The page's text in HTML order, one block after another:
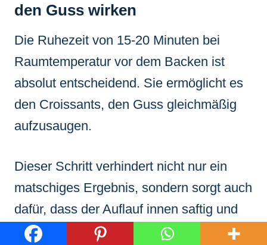
den Guss wirken
Die Ruhezeit von 15-20 Minuten bei
Raumtemperatur vor dem Backen ist
absolut entscheidend. Sie ermöglicht es
den Croissants, den Guss gleichmäßig
aufzusaugen.
Dieser Schritt verhindert nicht nur ein
matschiges Ergebnis, sondern sorgt auch
dafür, dass der Auflauf innen saftig und
gut gebunden ist, während die